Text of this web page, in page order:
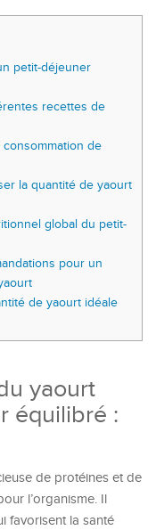
petit-déjeuner
recettes de
de
la quantité de yaourt
global du petit-
pour un
de yaourt idéale
yaourt
équilibré :
de protéines et de
l’organisme. Il
favorisent la santé